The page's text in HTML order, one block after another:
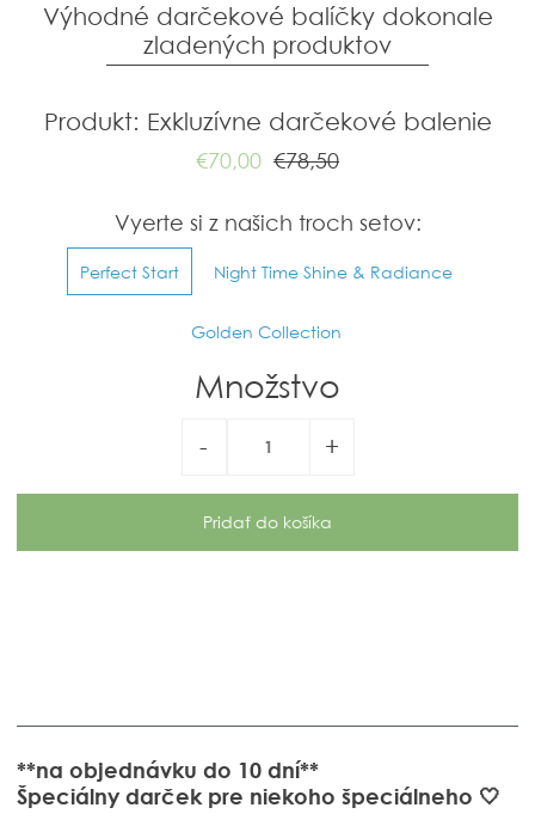
Výhodné darčekové balíčky dokonale
zladených produktov
Produkt: Exkluzívne darčekové balenie
€70,00 €78,50
Vyerte si z našich troch setov:
Perfect Start Night Time Shine & Radiance
Golden Collection
Množstvo
- +
**na objednávku do 10 dní**
Špeciálny darček pre niekoho špeciálneho 🤍